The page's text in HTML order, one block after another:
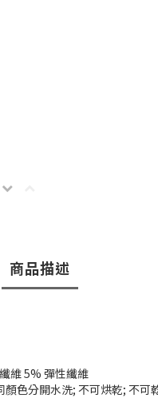
商品描述
維 5% 彈性纖維
顏色分開水洗; 不可烘乾; 不可